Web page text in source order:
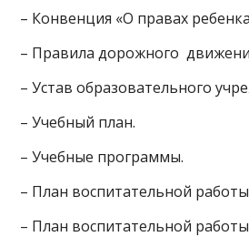
– Конвенция «О правах
– Правила дорожного
– Устав образовательного
– Учебный план.
– Учебные программы.
– План воспитательной
– План воспитательной работы